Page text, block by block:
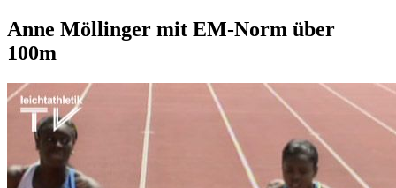
Anne Möllinger mit EM-Norm über
100m